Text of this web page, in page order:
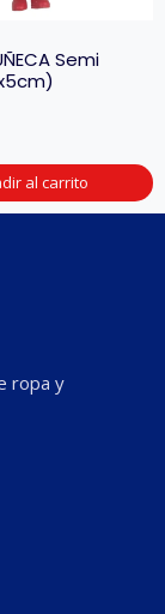
Semi
al carrito
ropa y